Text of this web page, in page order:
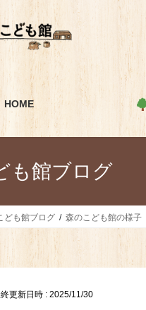
HOME
も館ブログ
ども館ブログ 森のこども館の様子
更新日時 : 2025/11/30